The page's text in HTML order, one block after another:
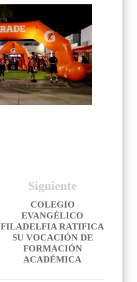
Siguiente
COLEGIO
EVANGÉLICO
FILADELFIA RATIFICA
SU VOCACIÓN DE
FORMACIÓN
ACADÉMICA